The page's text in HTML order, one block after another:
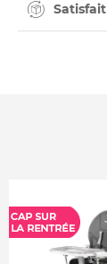
Satisfait